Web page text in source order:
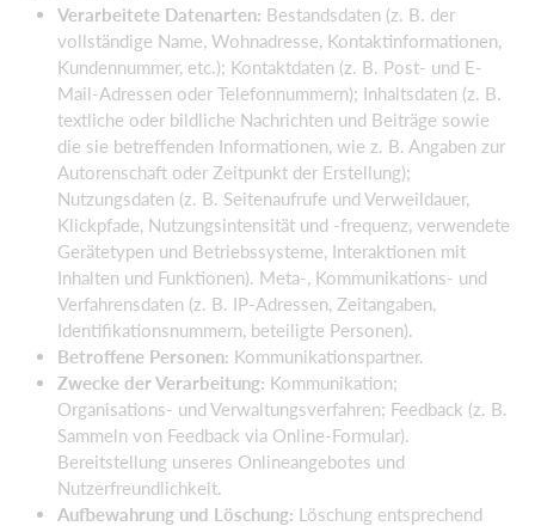
Verarbeitete Datenarten: Bestandsdaten (z. B. der
vollständige Name, Wohnadresse, Kontaktinformationen,
Kundennummer, etc.); Kontaktdaten (z. B. Post- und E-
Mail-Adressen oder Telefonnummern); Inhaltsdaten (z. B.
textliche oder bildliche Nachrichten und Beiträge sowie
die sie betreffenden Informationen, wie z. B. Angaben zur
Autorenschaft oder Zeitpunkt der Erstellung);
Nutzungsdaten (z. B. Seitenaufrufe und Verweildauer,
Klickpfade, Nutzungsintensität und -frequenz, verwendete
Gerätetypen und Betriebssysteme, Interaktionen mit
Inhalten und Funktionen). Meta-, Kommunikations- und
Verfahrensdaten (z. B. IP-Adressen, Zeitangaben,
Identifikationsnummern, beteiligte Personen).
Betroffene Personen: Kommunikationspartner.
Zwecke der Verarbeitung: Kommunikation;
Organisations- und Verwaltungsverfahren; Feedback (z. B.
Sammeln von Feedback via Online-Formular).
Bereitstellung unseres Onlineangebotes und
Nutzerfreundlichkeit.
Aufbewahrung und Löschung: Löschung entsprechend